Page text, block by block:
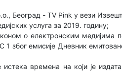
Београд - TV Pink у вези
услуга за 2019. годину;
о електронским медијима
1 због емисије Дневник
времена на који је